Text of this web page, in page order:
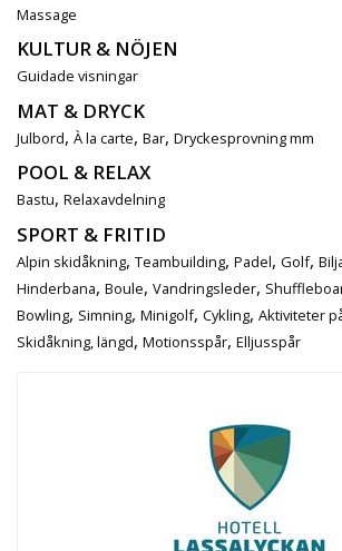
Massage
KULTUR & NÖJEN
Guidade visningar
MAT & DRYCK
Julbord, À la carte, Bar, Dryckesprovning mm
POOL & RELAX
Bastu, Relaxavdelning
SPORT & FRITID
Alpin skidåkning, Teambuilding, Padel, Golf,
Hinderbana, Boule, Vandringsleder,
Bowling, Simning, Minigolf, Cykling, Aktiviteter
Skidåkning, längd, Motionsspår, Elljusspår